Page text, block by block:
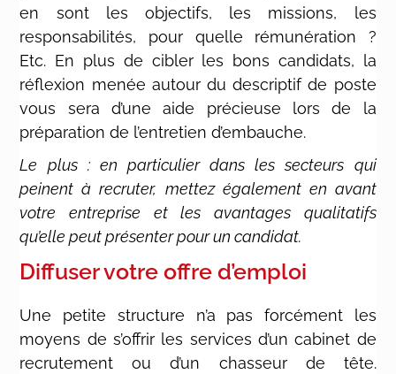
en sont les objectifs, les missions, les
responsabilités, pour quelle rémunération ?
Etc. En plus de cibler les bons candidats, la
réflexion menée autour du descriptif de poste
vous sera d’une aide précieuse lors de la
préparation de l’entretien d’embauche.
Le plus : en particulier dans les secteurs qui
peinent à recruter, mettez également en avant
votre entreprise et les avantages qualitatifs
qu’elle peut présenter pour un candidat.
Diffuser votre offre d’emploi
Une petite structure n’a pas forcément les
moyens de s’offrir les services d’un cabinet de
recrutement ou d’un chasseur de tête.